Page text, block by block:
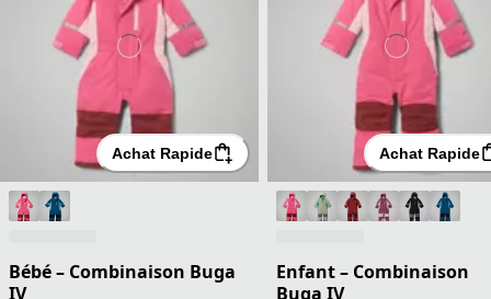
Achat Rapide
Bébé – Combinaison Buga
IV
Achat Rapide
Enfant – Combinaison
Buga IV